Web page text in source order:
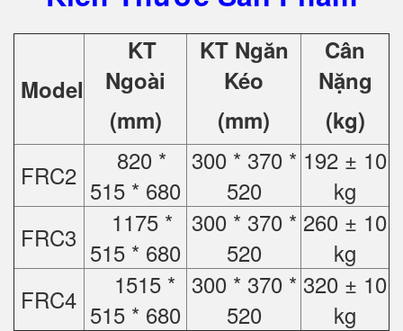
Model
KT
Ngoài
(mm)
KT Ngăn
Kéo
(mm)
Cân
Nặng
(kg)
FRC2
820 *
515 * 680
300 * 370 *
520
192 ± 10
kg
FRC3
1175 *
515 * 680
300 * 370 *
520
260 ± 10
kg
FRC4
1515 *
515 * 680
300 * 370 *
520
320 ± 10
kg